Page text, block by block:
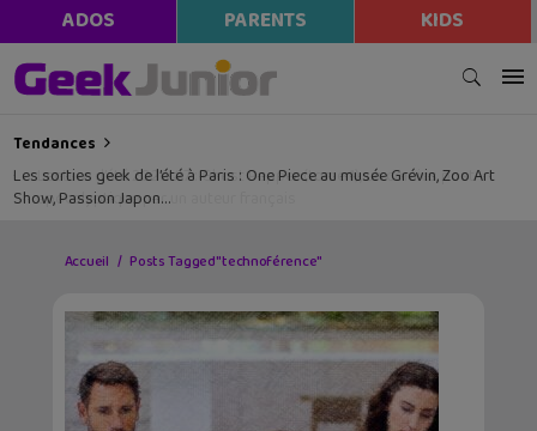
ADOS PARENTS KIDS
Tendances
Les sorties geek de l’été à Paris : One Piece au musée Grévin, Zoo Art
Show, Passion Japon…
Accueil Posts Tagged "technoférence"